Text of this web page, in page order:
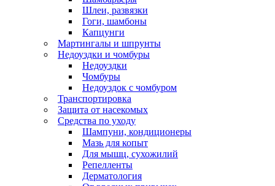
Шлеи, развязки
Гоги, шамбоны
Капцунги
Мартингалы и шпрунты
Недоуздки и чомбуры
Недоуздки
Чомбуры
Недоуздок с чомбуром
Транспортировка
Защита от насекомых
Средства по уходу
Шампуни, кондиционеры
Мазь для копыт
Для мышц, сухожилий
Репелленты
Дерматология